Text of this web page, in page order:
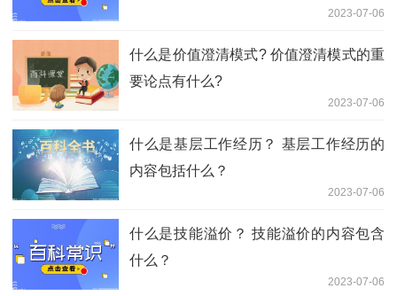
2023-07-06
什么是价值澄清模式? 价值澄清模式的重
要论点有什么?
2023-07-06
什么是基层工作经历？ 基层工作经历的
内容包括什么？
2023-07-06
什么是技能溢价？ 技能溢价的内容包含
什么？
2023-07-06